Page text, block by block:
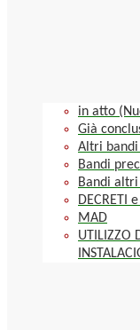
in atto
Già
Altri bandi
Bandi
Bandi
DECRETI
MAD
UTILIZZO